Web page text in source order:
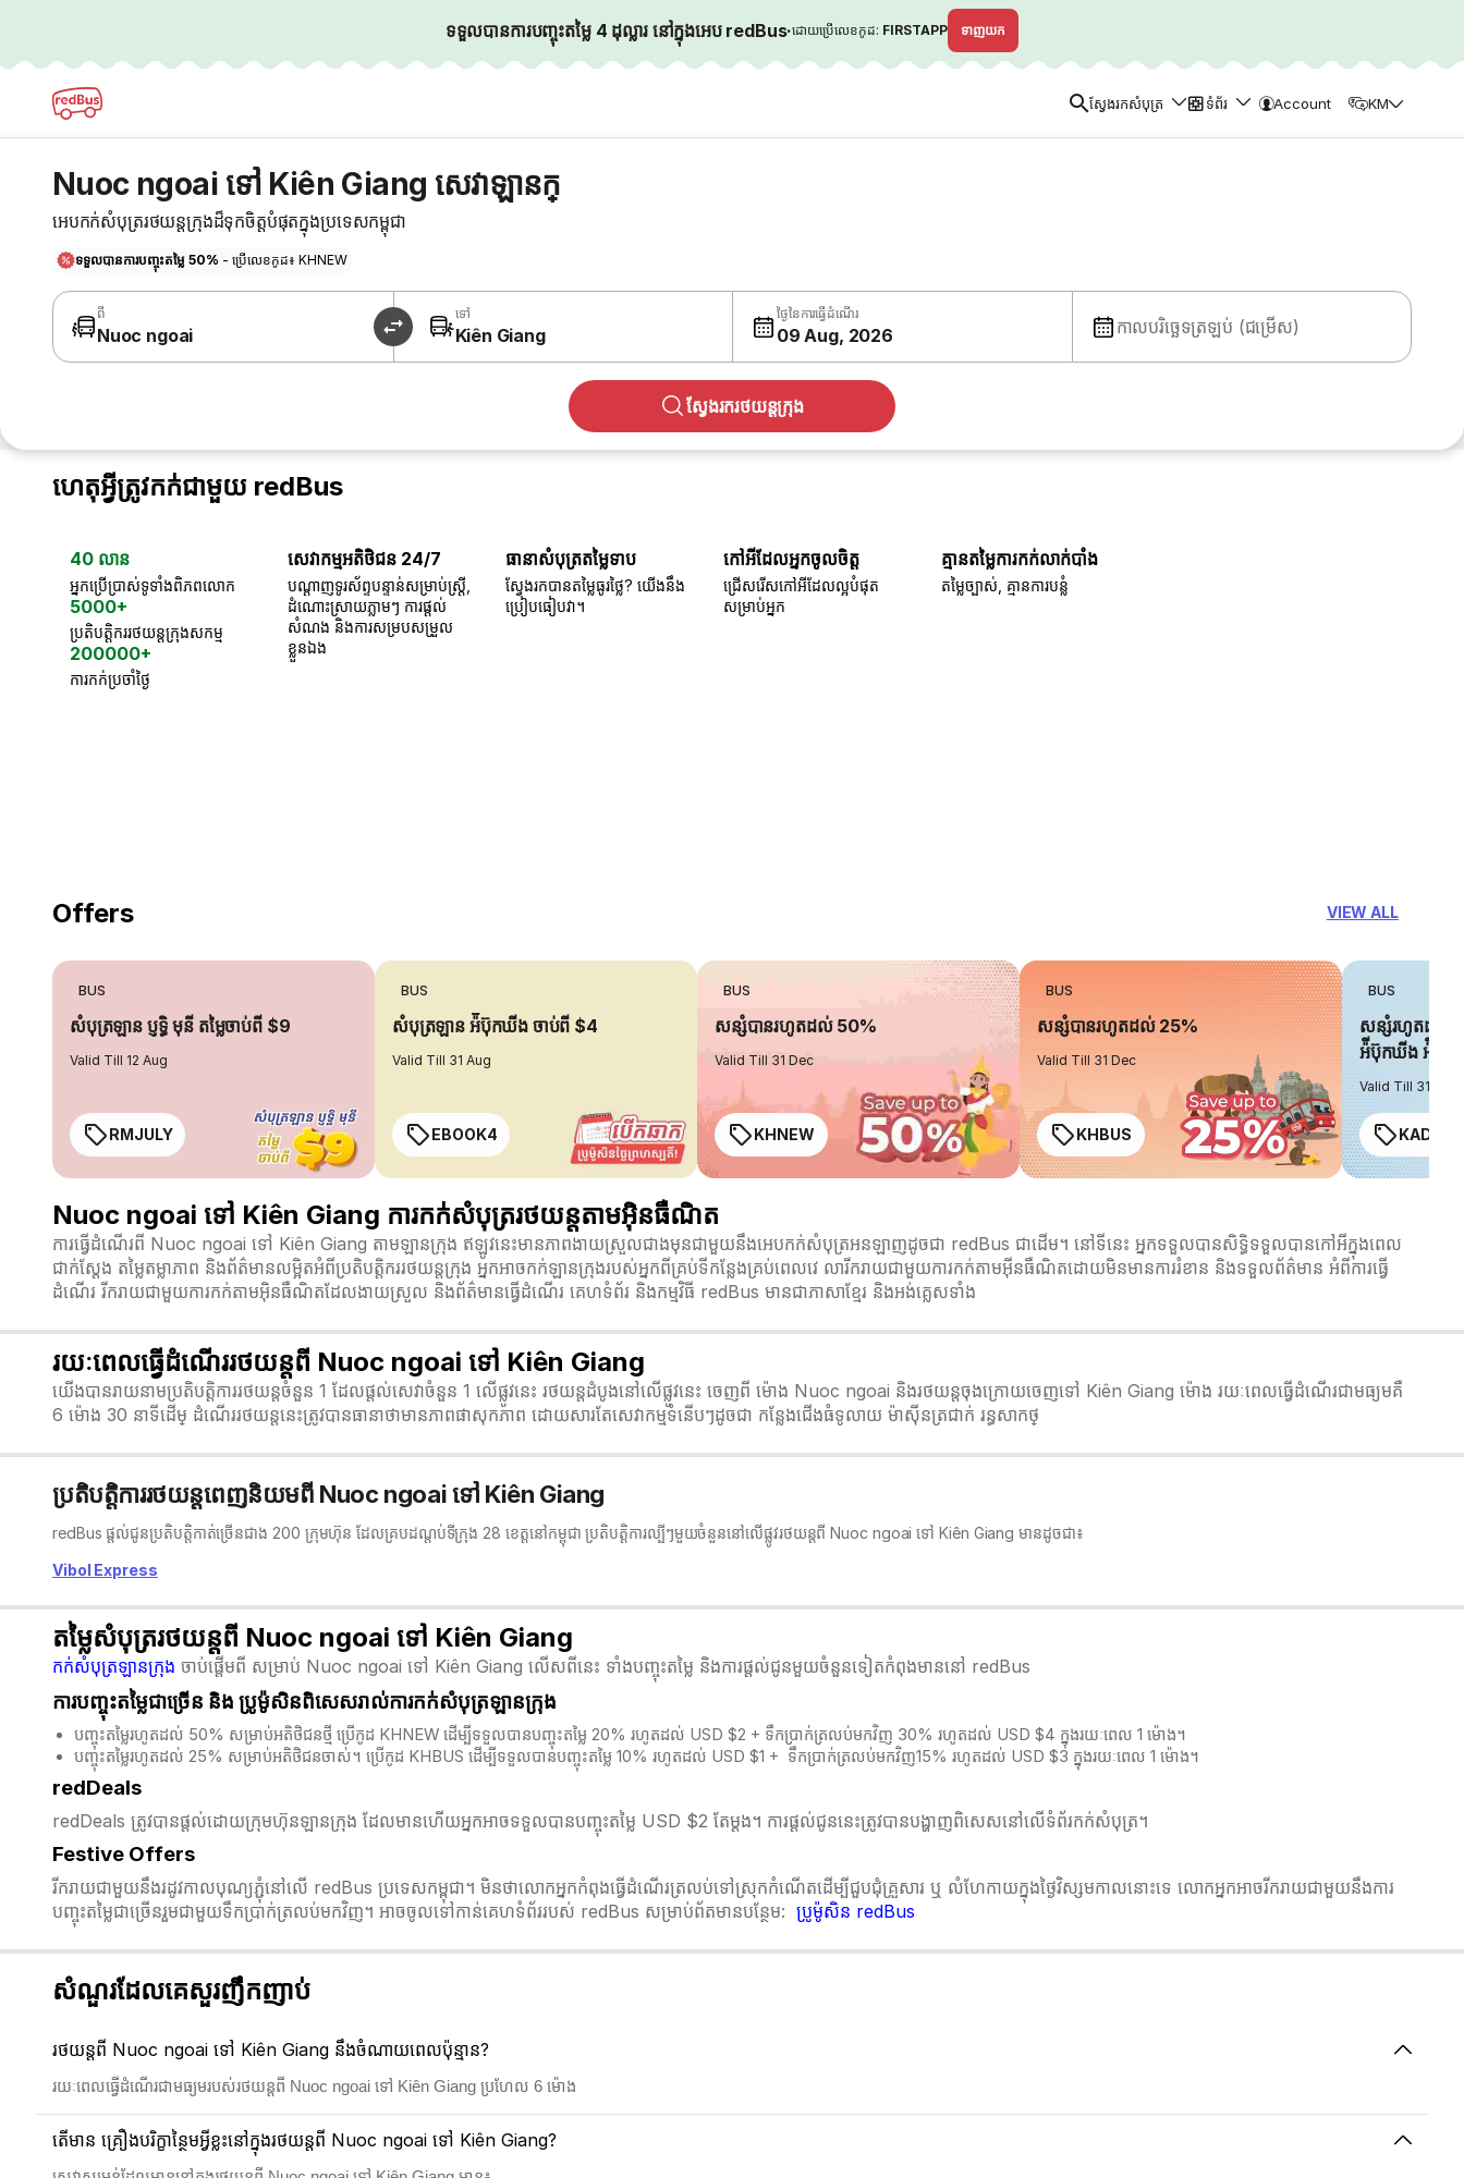
ទទួលបានការបញ្ចុះតម្លៃ 4 ដុល្លារ នៅក្នុងអេប redBus·ដោយប្រើលេខកូដ: FIRSTAPP ទាញយក
ស្វែងរកសំបុត្រ ទំព័រ Account KM
Nuoc ngoai ទៅ Kiên Giang សេវាឡានក្
អេបកក់សំបុត្ររថយន្តក្រុងដ៏ទុកចិត្តបំផុតក្នុងប្រទេសកម្ពុជា
ទទួលបានការបញ្ចុះតម្លៃ 50% - ប្រើលេខកូដ៖ KHNEW
ពី
Nuoc ngoai
ទៅ
Kiên Giang
ថ្ងៃនៃការធ្វើដំណើរ
09 Aug, 2026 កាលបរិច្ឆេទត្រឡប់ (ជម្រើស)
ស្វែងរករថយន្តក្រុង
ហេតុអ្វីត្រូវកក់ជាមួយ redBus
40 លាន
អ្នកប្រើប្រាស់ទូទាំងពិភពលោក
5000+
ប្រតិបត្តិកររថយន្តក្រុងសកម្ម
200000+
ការកក់ប្រចាំថ្ងៃ
សេវាកម្មអតិថិជន 24/7
បណ្តាញទូរស័ព្ទបន្ទាន់សម្រាប់ស្ត្រី,
ដំណោះស្រាយភ្លាមៗ ការផ្តល់
សំណង និងការសម្របសម្រួល
ខ្លួនឯង
ធានាសំបុត្រតម្លៃទាប
ស្វែងរកបានតម្លៃធូរថ្លៃ? យើងនឹង
ប្រៀបធៀបវា។
កៅអីដែលអ្នកចូលចិត្ត
ជ្រើសរើសកៅអីដែលល្អបំផុត
សម្រាប់អ្នក
គ្មានតម្លៃការកក់លាក់បាំង
តម្លៃច្បាស់, គ្មានការបន្លំ
Offers VIEW ALL
BUS
សំបុត្រឡាន ប្ញទ្ធិ មុនី តម្លៃចាប់ពី $9
Valid Till 12 Aug
RMJULY
BUS
សំបុត្រឡាន អ៉ីប៊ុកឃីង ចាប់ពី $4
Valid Till 31 Aug
EBOOK4
BUS
សន្សំបានរហូតដល់ 50%
Valid Till 31 Dec
KHNEW
BUS
សន្សំបានរហូតដល់ 25%
Valid Till 31 Dec
KHBUS
BUS
សន្សំរហូតដល់
អ៉ីប៊ុកឃីង អ៉ិចប្
Valid Till 31 Dec
KADO20
Nuoc ngoai ទៅ Kiên Giang ការកក់សំបុត្ររថយន្តតាមអ៊ិនធឺណិត
ការធ្វើដំណើរពី Nuoc ngoai ទៅ Kiên Giang តាមឡានក្រុង ឥឡូវនេះមានភាពងាយស្រួលជាងមុនជាមួយនឹងអេបកក់សំបុត្រអនឡាញដូចជា redBus ជាដើម។ នៅទីនេះ អ្នកទទួលបានសិទ្ធិទទួលបានកៅអីក្នុងពេល
ជាក់ស្តែង តម្លៃតម្លាភាព និងព័ត៌មានលម្អិតអំពីប្រតិបត្តិកររថយន្តក្រុង អ្នកអាចកក់ឡានក្រុងរបស់អ្នកពីគ្រប់ទីកន្លែងគ្រប់ពេលវេ លារីករាយជាមួយការកក់តាមអ៊ីនធឺណិតដោយមិនមានការរំខាន និងទទួលព័ត៌មាន អំពីការធ្វើ
ដំណើរ រីករាយជាមួយការកក់តាមអ៊ិនធឺណិតដែលងាយស្រួល និងព័ត៌មានធ្វើដំណើរ គេហទំព័រ និងកម្មវិធី redBus មានជាភាសាខ្មែរ និងអង់គ្លេសទាំង
រយៈពេលធ្វើដំណើររថយន្តពី Nuoc ngoai ទៅ Kiên Giang
យើងបានរាយនាមប្រតិបត្តិការរថយន្តចំនួន 1 ដែលផ្តល់សេវាចំនួន 1 លើផ្លូវនេះ រថយន្តដំបូងនៅលើផ្លូវនេះ ចេញពី ម៉ោង Nuoc ngoai និងរថយន្តចុងក្រោយចេញទៅ Kiên Giang ម៉ោង រយៈពេលធ្វើដំណើរជាមធ្យមគឺ
6 ម៉ោង 30 នាទី​ដើម្ ដំណើររថយន្តនេះត្រូវបានធានាថាមានភាពផាសុកភាព ដោយសារតែសេវាកម្មទំនើបៗដូចជា កន្លែងជើងធំទូលាយ ម៉ាស៊ីនត្រជាក់ រន្ធសាកថ្
ប្រតិបត្តិការរថយន្តពេញនិយមពី Nuoc ngoai ទៅ Kiên Giang
redBus ផ្តល់ជូនប្រតិបត្តិកាត់ច្រើនជាង 200 ក្រុមហ៊ុន ដែលគ្របដណ្តប់ទីក្រុង 28 ខេត្តនៅកម្ពុជា ប្រតិបត្តិការល្បីៗមួយចំនួននៅលើផ្លូវរថយន្តពី Nuoc ngoai ទៅ Kiên Giang មានដូចជា៖
Vibol Express
តម្លៃសំបុត្ររថយន្តពី Nuoc ngoai ទៅ Kiên Giang
កក់សំបុត្រឡានក្រុង ចាប់ផ្តើមពី សម្រាប់ Nuoc ngoai ទៅ Kiên Giang លើសពីនេះ ទាំងបញ្ចុះតម្លៃ និងការផ្តល់ជូនមួយចំនួនទៀតកំពុងមាននៅ redBus
ការបញ្ចុះតម្លៃជាច្រើន និង​ ប្រូម៉ូសិនពិសេសរាល់ការកក់សំបុត្រឡានក្រុង
បញ្ចុះតម្លៃរហូតដល់ 50% សម្រាប់អតិថិជនថ្មី ប្រើកូដ KHNEW ដើម្បីទទួលបានបញ្ចុះតម្លៃ 20% រហូតដល់ USD $2 + ទឹកប្រាក់ត្រលប់មកវិញ 30% រហូតដល់ USD $4 ក្នុងរយៈពេល 1 ម៉ោង។
បញ្ចុះតម្លៃរហូតដល់ 25% សម្រាប់អតិថិជនចាស់។ ប្រើកូដ KHBUS ដើម្បីទទួលបានបញ្ចុះតម្លៃ 10% រហូតដល់ USD $1 + ទឹកប្រាក់ត្រលប់មកវិញ15% រហូតដល់ USD $3 ក្នុងរយៈពេល 1 ម៉ោង។
redDeals
redDeals ត្រូវបានផ្តល់ដោយក្រុមហ៊ុនឡានក្រុង ដែលមានហើយអ្នកអាចទទួលបានបញ្ចុះតម្លៃ USD $2 តែម្ដង។ ការផ្តល់ជូននេះត្រូវបានបង្ហាញពិសេសនៅលើទំព័រកក់សំបុត្រ។​​
Festive Offers
រីករាយជាមួយនឹងរដូវកាលបុណ្យភ្ជុំ​នៅលើ redBus ប្រទេសកម្ពុជា។ មិនថាលោកអ្នកកំពុងធ្វើដំណើរត្រលប់ទៅស្រុកកំណើតដើម្បីជួបជុំគ្រួសារ ឬ លំហែកាយក្នុងថ្ងៃវិស្សមកាលនោះទេ លោកអ្នកអាចរីករាយជាមួយនឹងការ
បញ្ចុះតម្លៃជាច្រើនរួមជាមួយទឹកប្រាក់ត្រលប់មកវិញ។ អាចចូលទៅកាន់គេហទំព័ររបស់ redBus សម្រាប់ព័តមានបន្ថែម: ប្រូម៉ូសិន redBus
សំណួរដែលគេសួរញឹកញាប់
រថយន្តពី Nuoc ngoai ទៅ Kiên Giang នឹងចំណាយពេលប៉ុន្មាន?
រយៈពេលធ្វើដំណើរជាមធ្យមរបស់រថយន្តពី Nuoc ngoai ទៅ Kiên Giang ប្រហែល 6 ម៉ោង
តើមាន គ្រឿងបរិក្ខាន្ថៃមអ្វីខ្លះនៅក្នុងរថយន្តពី Nuoc ngoai ទៅ Kiên Giang?